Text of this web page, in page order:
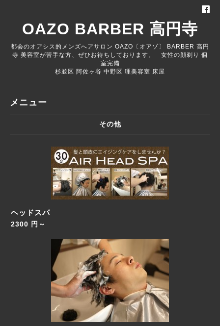
OAZO BARBER 高円寺
都会のオアシス的メンズへアサロン OAZO〔オアゾ〕 BARBER 高円
寺 美容室が苦手な方、ぜひお待ちしております。 女性の顔剃り 個
室完備
杉並区 阿佐ヶ谷 中野区 理美容室 床屋
メニュー
その他
ヘッドスパ
2300 円～